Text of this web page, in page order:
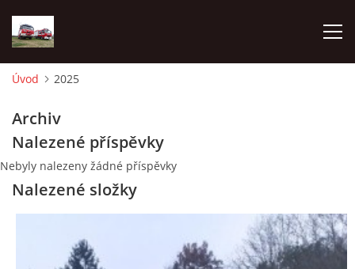
HISTORIE
VÝCVIK JPO
Úvod 2025
Archiv
Nalezené příspěvky
Nebyly nalezeny žádné příspěvky
Nalezené složky